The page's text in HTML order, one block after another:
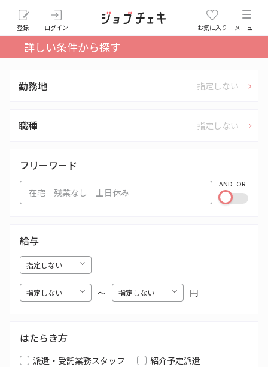
登録 ログイン お気に入り メニュー
詳しい条件から探す
勤務地 指定しない
職種 指定しない
フリーワード
AND OR
給与
〜 円
はたらき方
派遣・受託業務スタッフ 紹介予定派遣